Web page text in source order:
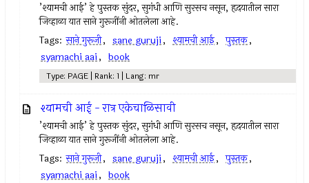
’श्यामची आई’ हे पुस्तक सुंदर, सुगंधी आणि सुरसच नसून, हृदयातील सारा
जिव्हाळा यात साने गुरूजींनी ओतलेला आहे.
Tags: साने गुरूजी, sane guruji, श्यामची आई, पुस्तक,
syamachi aai, book
Type: PAGE | Rank: 1 | Lang: mr
श्यामची आई - रात्र एकेचाळिसावी
’श्यामची आई’ हे पुस्तक सुंदर, सुगंधी आणि सुरसच नसून, हृदयातील सारा
जिव्हाळा यात साने गुरूजींनी ओतलेला आहे.
Tags: साने गुरूजी, sane guruji, श्यामची आई, पुस्तक,
syamachi aai, book